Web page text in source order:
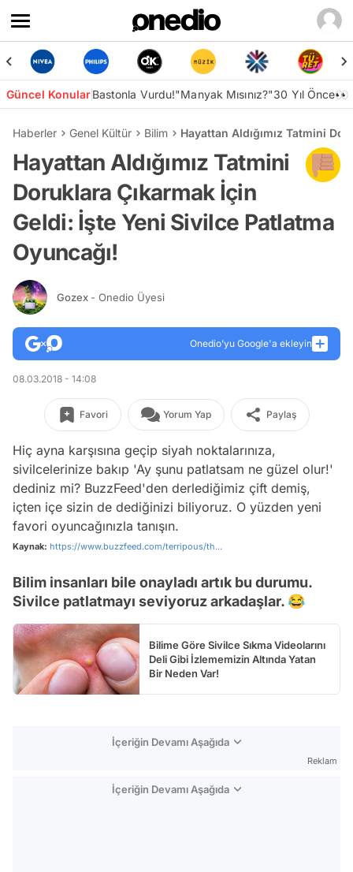
Güncel KonularBastonla Vurdu!"Manyak Mısınız?"30 Yıl Önce👀
Haberler Genel Kültür Bilim Hayattan Aldığımız Tatmini
Hayattan Aldığımız Tatmini
Doruklara Çıkarmak İçin
Geldi: İşte Yeni Sivilce Patlatma
Oyuncağı!
Gozex - Onedio Üyesi
Onedio’yu Google'a ekleyin
08.03.2018 - 14:08
Favori Yorum Yap Paylaş
Hiç ayna karşısına geçip siyah noktalarınıza,
sivilcelerinize bakıp 'Ay şunu patlatsam ne güzel olur!'
dediniz mi? BuzzFeed'den derlediğimiz çift demiş,
içten içe sizin de dediğinizi biliyoruz. O yüzden yeni
favori oyuncağınızla tanışın.
Kaynak: https://www.buzzfeed.com/terripous/th...
Bilim insanları bile onayladı artık bu durumu.
Sivilce patlatmayı seviyoruz arkadaşlar. 😂
Bilime Göre Sivilce Sıkma Videolarını
Deli Gibi İzlememizin Altında Yatan
Bir Neden Var!
İçeriğin Devamı Aşağıda
Reklam
İçeriğin Devamı Aşağıda